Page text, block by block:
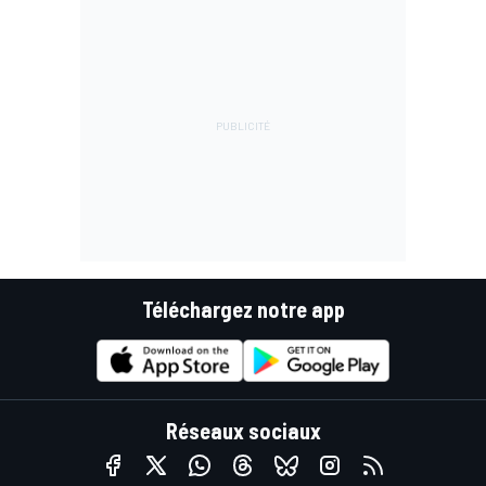
Téléchargez notre app
Réseaux sociaux